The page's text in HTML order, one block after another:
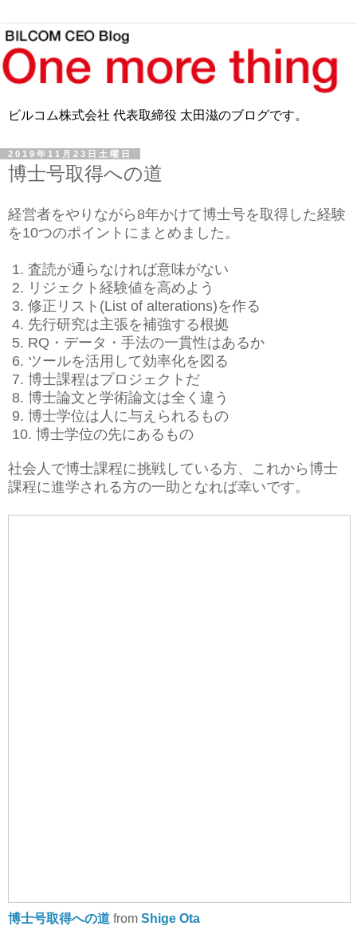
ビルコム株式会社 代表取締役 太田滋のブログです。
2019年11月23日土曜日
博士号取得への道
経営者をやりながら8年かけて博士号を取得した経験
を10つのポイントにまとめました。
1. 査読が通らなければ意味がない
2. リジェクト経験値を高めよう
3. 修正リスト(List of alterations)を作る
4. 先行研究は主張を補強する根拠
5. RQ・データ・手法の一貫性はあるか
6. ツールを活用して効率化を図る
7. 博士課程はプロジェクトだ
8. 博士論文と学術論文は全く違う
9. 博士学位は人に与えられるもの
10. 博士学位の先にあるもの
社会人で博士課程に挑戦している方、これから博士
課程に進学される方の一助となれば幸いです。
博士号取得への道 from Shige Ota